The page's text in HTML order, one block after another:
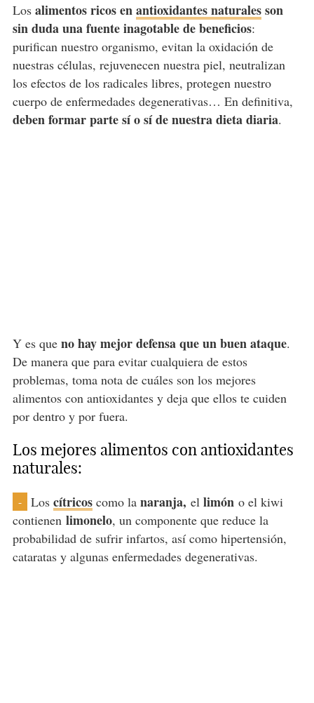
Los alimentos ricos enantioxidantes naturalesson
sin duda una fuente inagotable de beneficios:
purifican nuestro organismo, evitan la oxidación de
nuestras células, rejuvenecen nuestra piel, neutralizan
los efectos de los radicales libres, protegen nuestro
cuerpo de enfermedades degenerativas… En definitiva,
deben formar parte sí o sí de nuestra dieta diaria.
Y es que no hay mejor defensa que un buen ataque.
De manera que para evitar cualquiera de estos
problemas, toma nota de cuáles son los mejores
alimentos con antioxidantes y deja que ellos te cuiden
por dentro y por fuera.
Los mejores alimentos con antioxidantes
naturales:
- Los cítricoscomo la naranja, el limóno el kiwi
contienen limonelo, un componente que reduce la
probabilidad de sufrir infartos, así como hipertensión,
cataratas y algunas enfermedades degenerativas.